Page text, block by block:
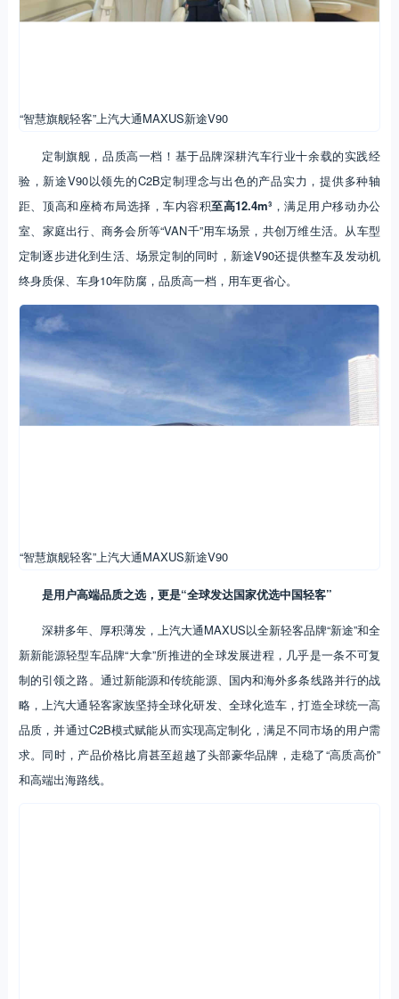
“智慧旗舰轻客”上汽大通MAXUS新途V90
定制旗舰，品质高一档！基于品牌深耕汽车行业十余载的实践经
验，新途V90以领先的C2B定制理念与出色的产品实力，提供多种轴
距、顶高和座椅布局选择，车内容积至高12.4m³ ，满足用户移动办公
室、家庭出行、商务会所等“VAN千”用车场景，共创万维生活。从车型
定制逐步进化到生活、场景定制的同时，新途V90还提供整车及发动机
终身质保、车身10年防腐，品质高一档，用车更省心。
“智慧旗舰轻客”上汽大通MAXUS新途V90
是用户高端品质之选，更是“全球发达国家优选中国轻客”
深耕多年、厚积薄发，上汽大通MAXUS以全新轻客品牌“新途”和全
新新能源轻型车品牌“大拿”所推进的全球发展进程，几乎是一条不可复
制的引领之路。通过新能源和传统能源、国内和海外多条线路并行的战
略，上汽大通轻客家族坚持全球化研发、全球化造车，打造全球统一高
品质，并通过C2B模式赋能从而实现高定制化，满足不同市场的用户需
求。同时，产品价格比肩甚至超越了头部豪华品牌，走稳了“高质高价”
和高端出海路线。